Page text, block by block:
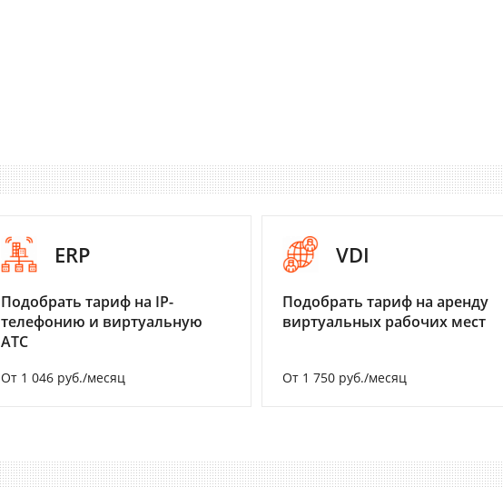
ERP
Подобрать тариф на IP-
телефонию и виртуальную
АТС
От 1 046 руб./месяц
VDI
Подобрать тариф на аренду
виртуальных рабочих мест
От 1 750 руб./месяц